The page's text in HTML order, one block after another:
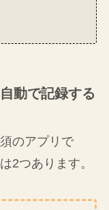
動で記録する
のアプリで
2つあります。